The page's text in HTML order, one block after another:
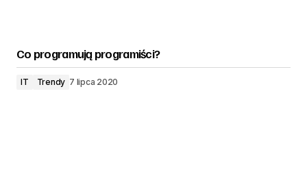
Co programują programiści?
IT Trendy 7 lipca 2020